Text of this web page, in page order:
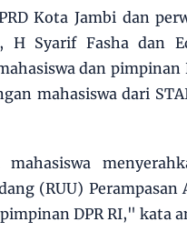
Kota Jambi dan
H Syarif Fasha dan
dan pimpinan
mahasiswa dari
mahasiswa
(RUU)
DPR RI," kata